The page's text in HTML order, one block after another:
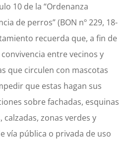
10 de la “Ordenanza
de perros” (BON nº 229, 18-
recuerda que, a fin de
entre vecinos y
que circulen con mascotas
que estas hagan sus
sobre fachadas, esquinas
calzadas, zonas verdes y
vía pública o privada de uso